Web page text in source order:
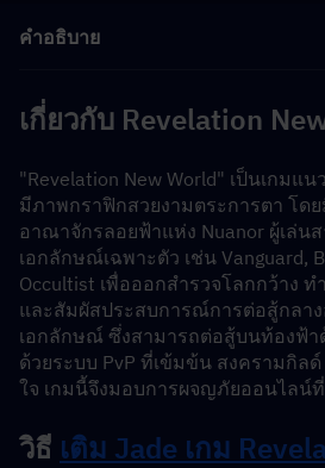
คำอธิบาย
เกี่ยวกับ Revelation
"Revelation New World" เป็นเกมแ
มีภาพกราฟิกสวยงามตระการตา โด
อาณาจักรลอยฟ้าแห่ง Nuanor ผู้เล่น
เอกลักษณ์เฉพาะตัว เช่น Vanguard,
Occultist เพื่อออกสำรวจโลกกว้าง
และสัมผัสประสบการณ์การต่อสู้กลา
เอกลักษณ์ ซึ่งสามารถต่อสู้บนท้องฟ้
ด้วยระบบ PvP ที่เข้มข้น สงครามกิล
ใจ เกมนี้จึงมอบการผจญภัยออนไลน์
วิธี เติม Jade เกม